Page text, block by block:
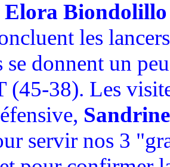
Biondolillo
les
se donnent un
(45-38). Les
servir nos 3